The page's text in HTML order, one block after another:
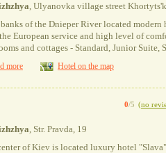
, Ulyanovka village street
of the Dnieper River located
European service and high level of
and cottages - Standard, Junior Suite,
more
Hotel on the map
0/5 (no
, Str. Pravda, 19
of Kiev is located luxury hotel